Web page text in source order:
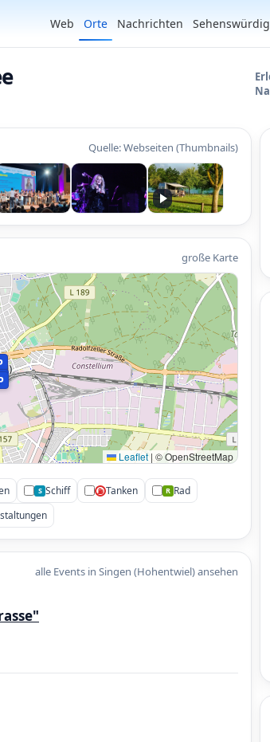
Web Orte Nachrichten
Quelle: Webseiten (Thumbnails)
große Karte
•
Leaflet | © OpenStreetMap
S Schiff ⛽ Tanken R Rad
alle Events in Singen (Hohentwiel) ansehen